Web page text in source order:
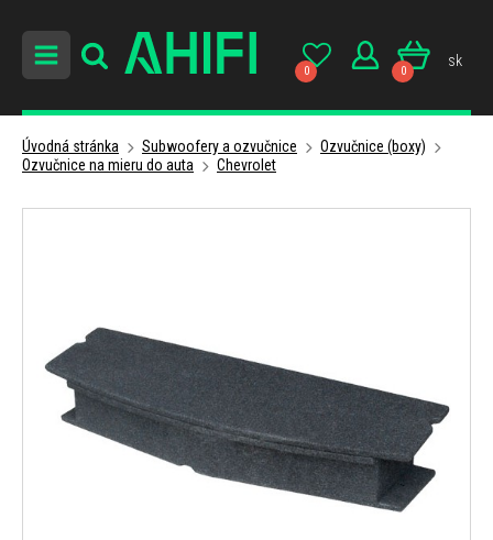
0 0
sk
Úvodná stránka Subwoofery a ozvučnice
Ozvučnice (boxy)
Ozvučnice na mieru do auta
Chevrolet